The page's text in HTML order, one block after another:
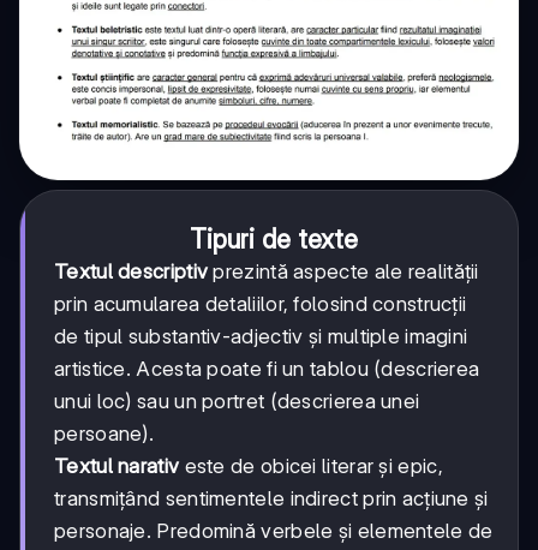
Tipuri de texte
Textul descriptivprezintă aspecte ale realității
prin acumularea detaliilor, folosind construcții
de tipul substantiv-adjectiv și multiple imagini
artistice. Acesta poate fi un tablou (descrierea
unui loc) sau un portret (descrierea unei
persoane).
Textul narativeste de obicei literar și epic,
transmițând sentimentele indirect prin acțiune și
personaje. Predomină verbele și elementele de